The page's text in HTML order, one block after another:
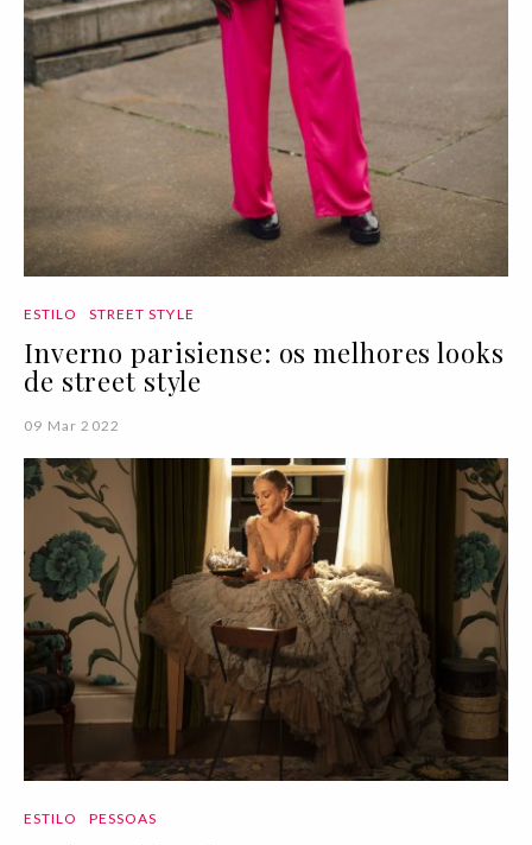
ESTILO STREET STYLE
Inverno parisiense: os melhores looks
de street style
09 Mar 2022
ESTILO PESSOAS